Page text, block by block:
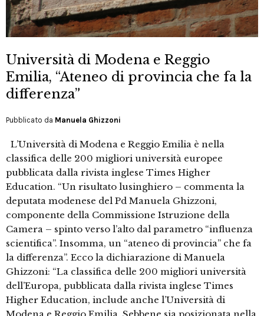
Università di Modena e Reggio
Emilia, “Ateneo di provincia che fa la
differenza”
Pubblicato da Manuela Ghizzoni
L’Università di Modena e Reggio Emilia è nella
classifica delle 200 migliori università europee
pubblicata dalla rivista inglese Times Higher
Education. “Un risultato lusinghiero – commenta la
deputata modenese del Pd Manuela Ghizzoni,
componente della Commissione Istruzione della
Camera – spinto verso l’alto dal parametro “influenza
scientifica”. Insomma, un “ateneo di provincia” che fa
la differenza”. Ecco la dichiarazione di Manuela
Ghizzoni: “La classifica delle 200 migliori università
dell’Europa, pubblicata dalla rivista inglese Times
Higher Education, include anche l’Università di
Modena e Reggio Emilia. Sebbene sia posizionata nella